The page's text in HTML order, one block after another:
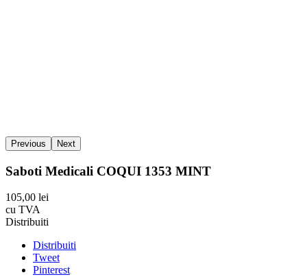
Previous Next
Saboti Medicali COQUI 1353 MINT
105,00 lei
cu TVA
Distribuiti
Distribuiti
Tweet
Pinterest